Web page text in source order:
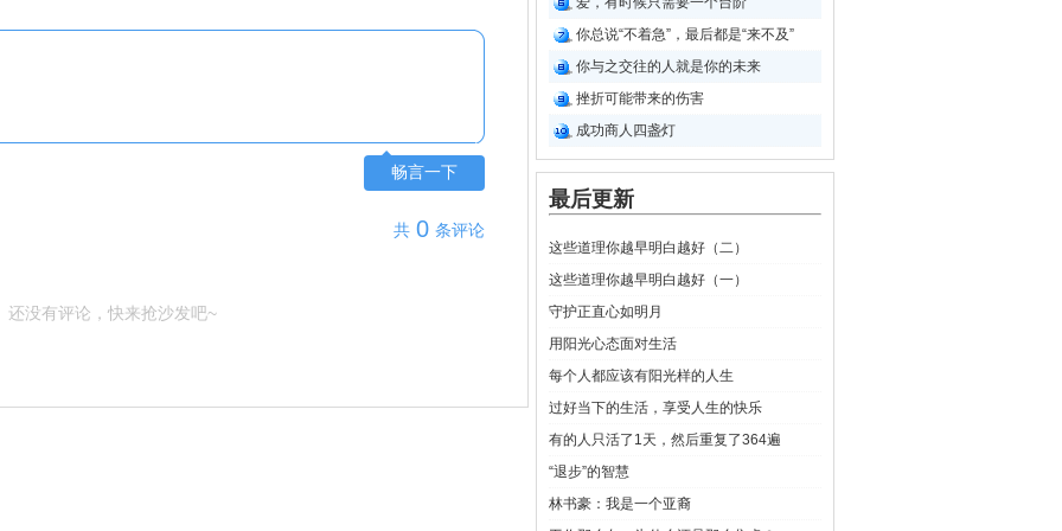
畅言一下
共 0 条评论
还没有评论，快来抢沙发吧~
你总说“不着急”，最后都是“来不及”
你与之交往的人就是你的未来
挫折可能带来的伤害
成功商人四盏灯
最后更新
这些道理你越早明白越好（二）
这些道理你越早明白越好（一）
守护正直心如明月
用阳光心态面对生活
每个人都应该有阳光样的人生
过好当下的生活，享受人生的快乐
有的人只活了1天，然后重复了364遍
“退步”的智慧
林书豪：我是一个亚裔